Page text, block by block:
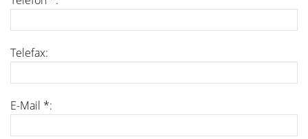
Telefax:
E-Mail *: